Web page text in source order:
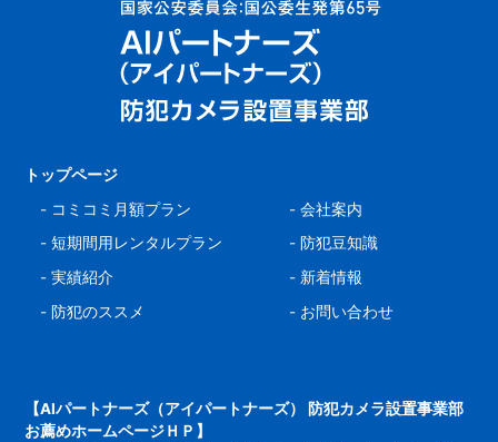
トップページ
- コミコミ月額プラン
-短期間用レンタルプラン
-実績紹介
- 防犯のススメ
-会社案内
- 防犯豆知識
- 新着情報
- お問い合わせ
【AIパートナーズ（アイパートナーズ） 防犯カメラ設置事業部
お薦めホームページＨＰ】